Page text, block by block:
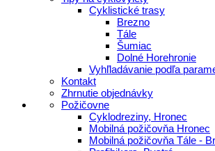
Cyklistické trasy
Brezno
Tále
Šumiac
Dolné Horehronie
Vyhľladávanie podľa
Kontakt
Zhrnutie objednávky
Požičovne
Cyklodreziny, Hronec
Mobilná požičovňa Hronec
Mobilná požičovňa Tále -